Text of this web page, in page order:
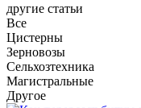
другие статьи
Все
Цистерны
Зерновозы
Сельхозтехника
Магистральные
Другое